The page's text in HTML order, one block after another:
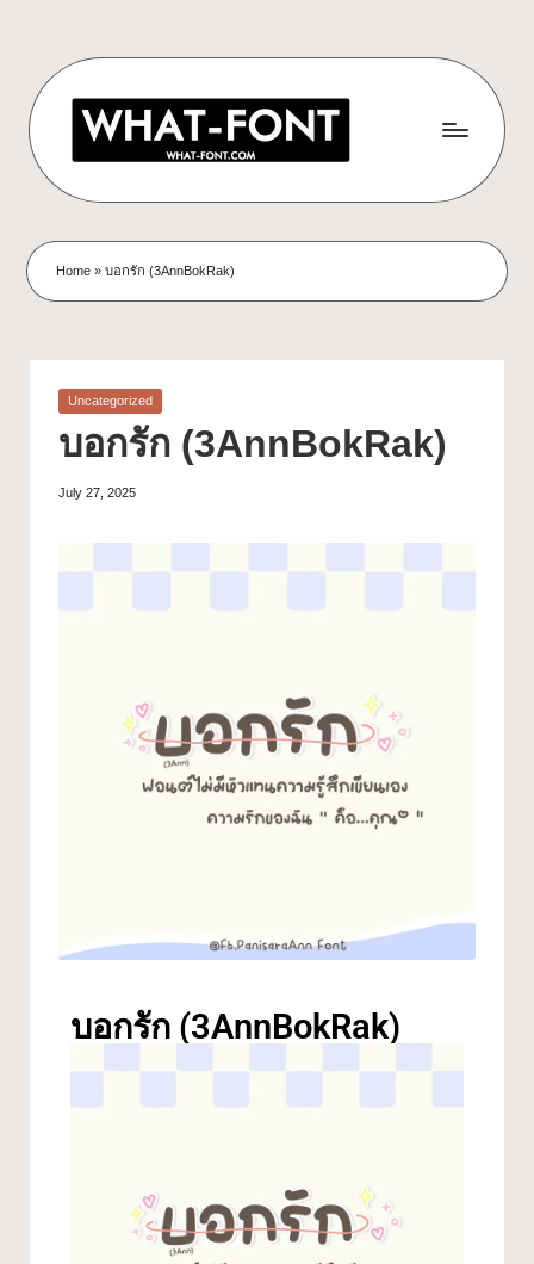
Home »บอกรัก (3AnnBokRak)
Uncategorized
บอกรัก (3AnnBokRak)
July 27, 2025
บอกรัก (3AnnBokRak)